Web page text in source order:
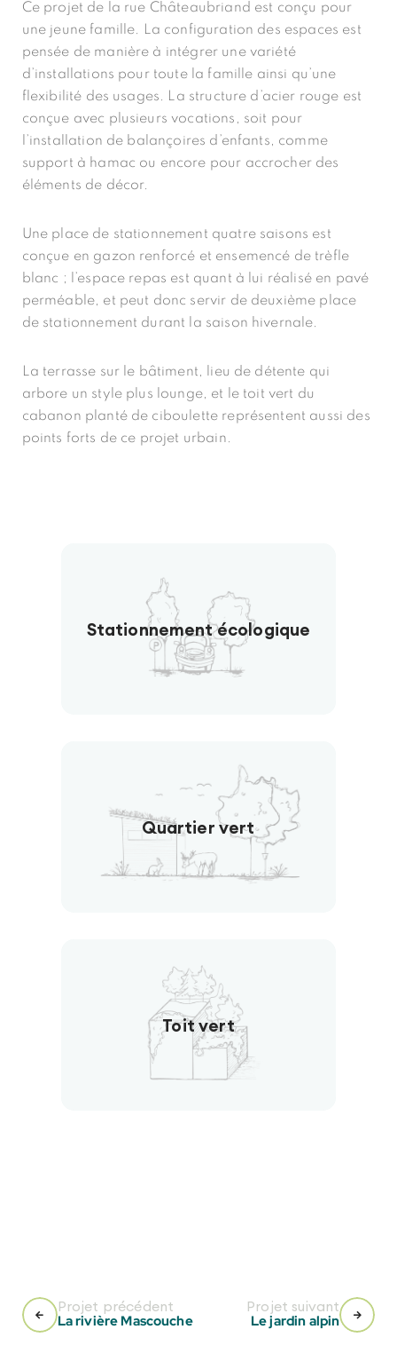
Ce projet de la rue Châteaubriand est conçu pour
une jeune famille. La configuration des espaces est
pensée de manière à intégrer une variété
d’installations pour toute la famille ainsi qu’une
flexibilité des usages. La structure d’acier rouge est
conçue avec plusieurs vocations, soit pour
l’installation de balançoires d’enfants, comme
support à hamac ou encore pour accrocher des
éléments de décor.
Une place de stationnement quatre saisons est
conçue en gazon renforcé et ensemencé de trèfle
blanc ; l’espace repas est quant à lui réalisé en pavé
perméable, et peut donc servir de deuxième place
de stationnement durant la saison hivernale.
La terrasse sur le bâtiment, lieu de détente qui
arbore un style plus
lounge, et le toit vert du
cabanon planté de ciboulette représentent aussi des
points forts de ce projet urbain.
Stationnement écologique
Quartier vert
Toit vert
Projet précédent
La rivière Mascouche
Projet suivant
Le jardin alpin